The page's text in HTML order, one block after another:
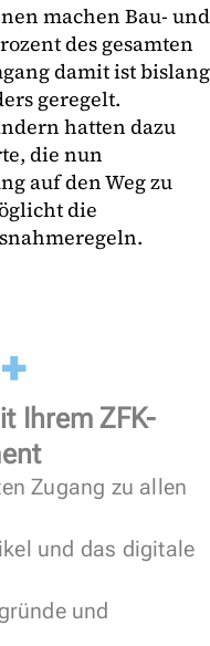
machen Bau- und
des gesamten
damit ist bislang
geregelt.
hatten dazu
die nun
auf den Weg zu
die
Ihrem ZFK-
Zugang zu allen
und das digitale
und